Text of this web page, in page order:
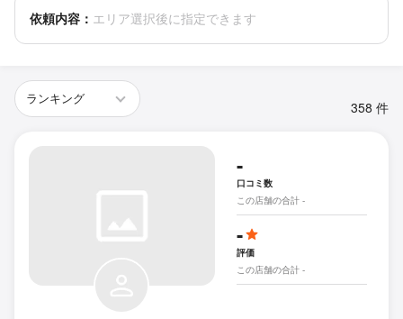
依頼内容： エリア選択後に指定できます
358 件
-
口コミ数
この店舗の合計 -
-
評価
この店舗の合計 -